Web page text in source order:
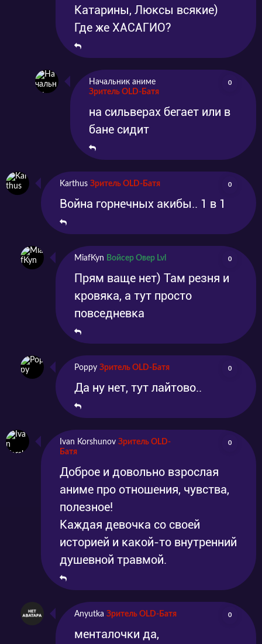
Катарины, Люксы всякие)
Где же ХАСАГИО?
Начальник аниме
Зритель OLD-Батя
0
на сильверах бегает или в
бане сидит
Karthus Зритель OLD-Батя 0
Война горнечных акибы.. 1 в 1
MiafKyn Войсер Овер Lvl 0
Прям ваще нет) Там резня и
кровяка, а тут просто
повседневка
Poppy Зритель OLD-Батя 0
Да ну нет, тут лайтово..
Ivan Korshunov Зритель OLD-
Батя
0
Доброе и довольно взрослая
аниме про отношения, чувства,
полезное!
Каждая девочка со своей
историей и какой-то внутренний
душевной травмой.
Anyutka Зритель OLD-Батя 0
менталочки да,